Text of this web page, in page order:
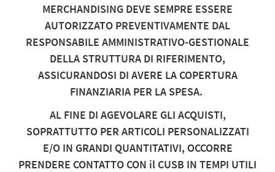
MERCHANDISING DEVE SEMPRE ESSERE
AUTORIZZATO PREVENTIVAMENTE DAL
RESPONSABILE AMMINISTRATIVO-GESTIONALE
DELLA STRUTTURA DI RIFERIMENTO,
ASSICURANDOSI DI AVERE LA COPERTURA
FINANZIARIA PER LA SPESA.
AL FINE DI AGEVOLARE GLI ACQUISTI,
SOPRATTUTTO PER ARTICOLI PERSONALIZZATI
E/O IN GRANDI QUANTITATIVI, OCCORRE
PRENDERE CONTATTO CON il CUSB IN TEMPI UTILI